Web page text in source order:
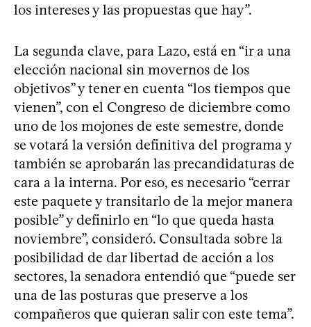
los intereses y las propuestas que hay”.
La segunda clave, para Lazo, está en “ir a una
elección nacional sin movernos de los
objetivos” y tener en cuenta “los tiempos que
vienen”, con el Congreso de diciembre como
uno de los mojones de este semestre, donde
se votará la versión definitiva del programa y
también se aprobarán las precandidaturas de
cara a la interna. Por eso, es necesario “cerrar
este paquete y transitarlo de la mejor manera
posible” y definirlo en “lo que queda hasta
noviembre”, consideró. Consultada sobre la
posibilidad de dar libertad de acción a los
sectores, la senadora entendió que “puede ser
una de las posturas que preserve a los
compañeros que quieran salir con este tema”.